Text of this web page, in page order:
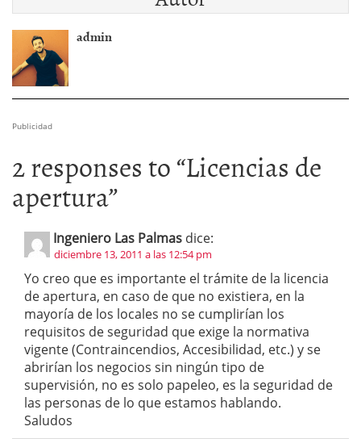
admin
Publicidad
2 responses to “Licencias de
apertura”
Ingeniero Las Palmas dice:
diciembre 13, 2011 a las 12:54 pm
Yo creo que es importante el trámite de la licencia
de apertura, en caso de que no existiera, en la
mayoría de los locales no se cumplirían los
requisitos de seguridad que exige la normativa
vigente (Contraincendios, Accesibilidad, etc.) y se
abrirían los negocios sin ningún tipo de
supervisión, no es solo papeleo, es la seguridad de
las personas de lo que estamos hablando.
Saludos